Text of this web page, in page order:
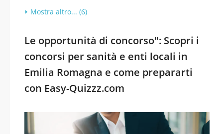
Mostra altro... (6)
Le opportunità di concorso": Scopri i
concorsi per sanità e enti locali in
Emilia Romagna e come prepararti
con Easy-Quizzz.com